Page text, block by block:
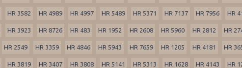
HR 3582 HR 4989 HR 4997 HR 5489 HR 5371 HR 7137 HR 7956 HR
HR 3923 HR 8726 HR 483 HR 1952 HR 2608 HR 5960 HR 2812 HR
HR 2549 HR 3359 HR 4846 HR 5943 HR 7659 HR 1205 HR 4181 HR
HR 3819 HR 3407 HR 3808 HR 5141 HR 5313 HR 1628 HR 4143 HR